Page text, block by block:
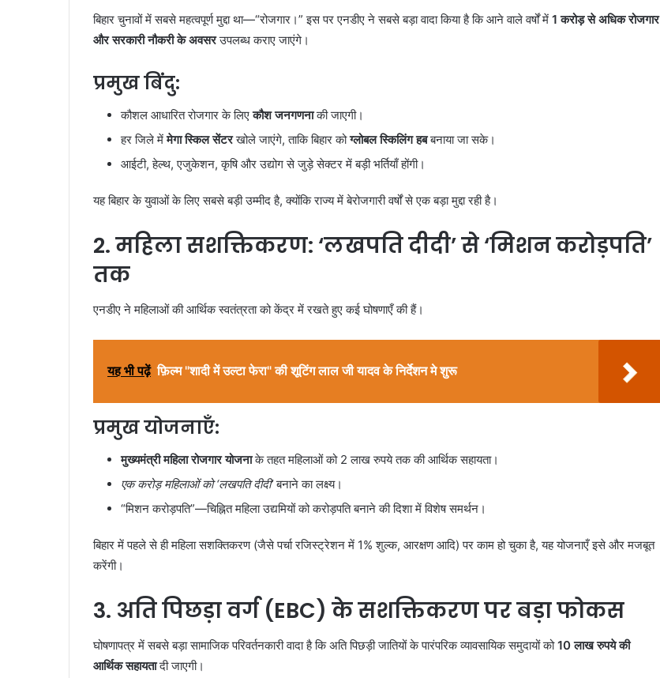
बिहार चुनावों में सबसे महत्वपूर्ण मुद्दा था—“रोजगार।” इस पर एनडीए ने सबसे बड़ा वादा किया है कि आने वाले वर्षों में 1 करोड़ से अधिक रोजगार
और सरकारी नौकरी के अवसरउपलब्ध कराए जाएंगे।
प्रमुख बिंदु:
कौशल आधारित रोजगार के लिएकौश जनगणनाकी जाएगी।
हर जिले मेंमेगा स्किल सेंटरखोले जाएंगे, ताकि बिहार कोग्लोबल स्किलिंग हबबनाया जा सके।
आईटी, हेल्थ, एजुकेशन, कृषि और उद्योग से जुड़े सेक्टर में बड़ी भर्तियाँ होंगी।
यह बिहार के युवाओं के लिए सबसे बड़ी उम्मीद है, क्योंकि राज्य में बेरोजगारी वर्षों से एक बड़ा मुद्दा रही है।
2.महिला सशक्तिकरण: ‘लखपति दीदी’ से ‘मिशन करोड़पति’
तक
एनडीए ने महिलाओं की आर्थिक स्वतंत्रता को केंद्र में रखते हुए कई घोषणाएँ की हैं।
यह भी पढ़ें फ़िल्म "शादी में उल्टा फेरा" की शूटिंग लाल जी यादव के निर्देशन मे शुरू
प्रमुख योजनाएँ:
मुख्यमंत्री महिला रोजगार योजनाके तहत महिलाओं को 2 लाख रुपये तक की आर्थिक सहायता।
एक करोड़ महिलाओं को ‘लखपति दीदी’बनाने का लक्ष्य।
“मिशन करोड़पति”—चिह्नित महिला उद्यमियों को करोड़पति बनाने की दिशा में विशेष समर्थन।
बिहार में पहले से ही महिला सशक्तिकरण (जैसे पर्चा रजिस्ट्रेशन में 1% शुल्क, आरक्षण आदि) पर काम हो चुका है, यह योजनाएँ इसे और मजबूत
करेंगी।
3. अति पिछड़ा वर्ग (EBC) के सशक्तिकरण पर बड़ा फोकस
घोषणापत्र में सबसे बड़ा सामाजिक परिवर्तनकारी वादा है कि अति पिछड़ी जातियों के पारंपरिक व्यावसायिक समुदायों को10 लाख रुपये की
आर्थिक सहायतादी जाएगी।